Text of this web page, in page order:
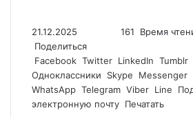
21.12.2025 161
Время
Поделиться
Facebook Twitter LinkedIn Tumblr
Одноклассники
Skype Messenger
WhatsApp Telegram Viber Line
электронную почту Печатать